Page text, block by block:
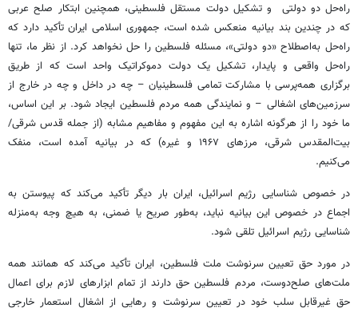
راه‌حل دو دولتی و تشکیل دولت مستقل فلسطینی، همچنین ابتکار صلح عربی
که در چندین بند بیانیه منعکس شده است، جمهوری اسلامی ایران تأکید دارد که
راه‌حل به‌اصطلاح «دو دولتی»، مسئله فلسطین را حل نخواهد کرد. از نظر ما، تنها
راه‌حل واقعی و پایدار، تشکیل یک دولت دموکراتیک واحد است که از طریق
برگزاری همه‌پرسی با مشارکت تمامی فلسطینیان – چه در داخل و چه در خارج از
سرزمین‌های اشغالی – و نمایندگی همه مردم فلسطین ایجاد شود. بر این اساس،
ما خود را از هرگونه اشاره به این مفهوم و مفاهیم مشابه (از جمله قدس شرقی/
بیت‌المقدس شرقی، مرزهای ۱۹۶۷ و غیره) که در بیانیه آمده است، منفک
می‌کنیم.
در خصوص شناسایی رژیم اسرائیل، ایران بار دیگر تأکید می‌کند که پیوستن به
اجماع در خصوص این بیانیه نباید، به‌طور صریح یا ضمنی، به هیچ وجه به‌منزله
شناسایی رژیم اسرائیل تلقی شود.
در مورد حق تعیین سرنوشت ملت فلسطین، ایران تأکید می‌کند که همانند همه
ملت‌های صلح‌دوست، مردم فلسطین حق دارند از تمام ابزارهای لازم برای اعمال
حق غیرقابل سلب خود در تعیین سرنوشت و رهایی از اشغال استعمار خارجی